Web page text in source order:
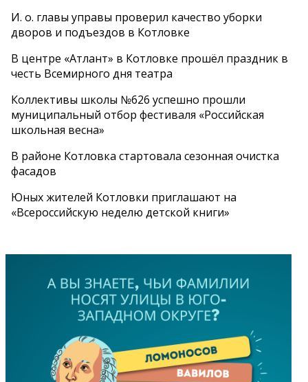
И. о. главы управы проверил качество уборки
дворов и подъездов в Котловке
В центре «Атлант» в Котловке прошёл праздник в
честь Всемирного дня театра
Коллективы школы №626 успешно прошли
муниципальный отбор фестиваля «Российская
школьная весна»
В районе Котловка стартовала сезонная очистка
фасадов
Юных жителей Котловки приглашают на
«Всероссийскую неделю детской книги»